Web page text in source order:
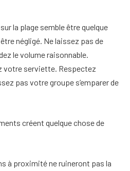
la plage semble être quelque
négligé. Ne laissez pas de
le volume raisonnable.
votre serviette. Respectez
pas votre groupe s’emparer de
créent quelque chose de
à proximité ne ruineront pas la